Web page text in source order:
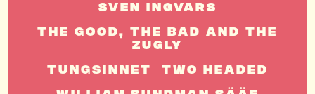
Sven Ingvars
The Good, The Bad And The
Zugly
Tungsinnet
Two Headed